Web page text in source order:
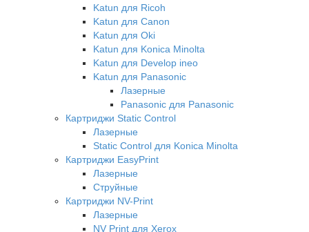
Katun для Ricoh
Katun для Canon
Katun для Oki
Katun для Konica Minolta
Katun для Develop ineo
Katun для Panasonic
Лазерные
Panasonic для Panasonic
Картриджи Static Control
Лазерные
Static Control для Konica Minolta
Картриджи EasyPrint
Лазерные
Струйные
Картриджи NV-Print
Лазерные
NV Print для Xerox